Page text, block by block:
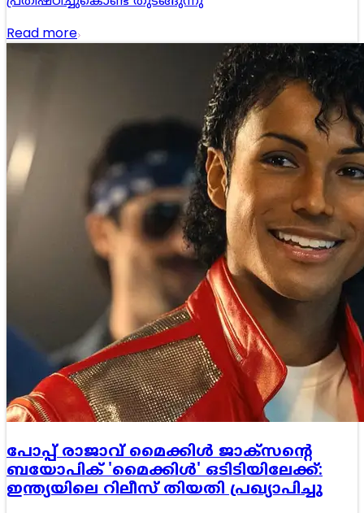
Read more
പോപ്പ് രാജാവ് മൈക്കിൾ ജാക്‌സന്റെ
ബയോപിക് 'മൈക്കിൾ' ഒടിടിയിലേക്ക്:
ഇന്ത്യയിലെ റിലീസ് തിയതി പ്രഖ്യാപിച്ചു